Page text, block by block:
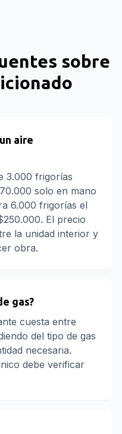
sobre
aire
3.000 frigorías
solo en mano
6.000 frigorías el
El precio
la unidad interior y
obra.
gas?
cuesta entre
del tipo de gas
necesaria.
debe verificar